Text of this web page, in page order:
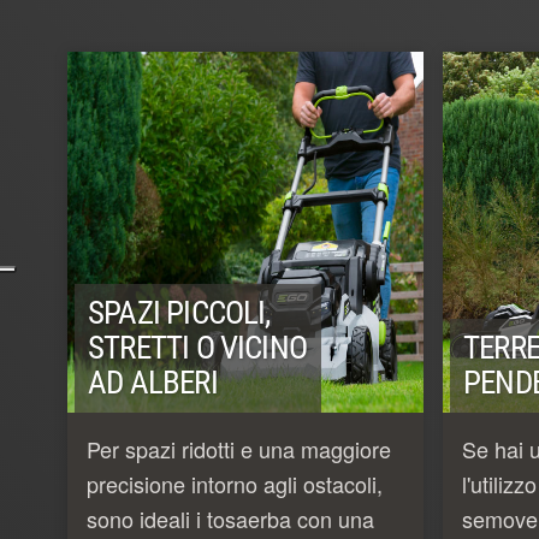
SPAZI PICCOLI,
STRETTI O VICINO
AD ALBERI
Per spazi ridotti e una maggiore
precisione intorno agli ostacoli,
sono ideali i tosaerba con una
Se hai